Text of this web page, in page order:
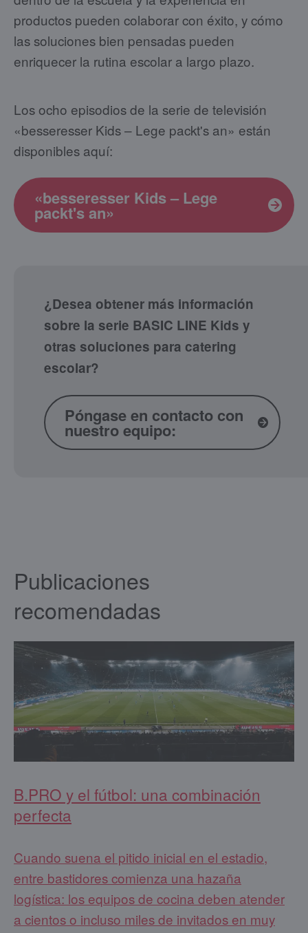
productos pueden colaborar con éxito, y cómo
las soluciones bien pensadas pueden
enriquecer la rutina escolar a largo plazo.
Los ocho episodios de la serie de televisión
«besseresser Kids – Lege packt's an» están
disponibles aquí:
«besseresser Kids – Lege
packt's an»
¿Desea obtener más información
sobre la serie BASIC LINE Kids y
otras soluciones para catering
escolar?
Póngase en contacto con
nuestro equipo:
Publicaciones
recomendadas
B.PRO y el fútbol: una combinación
perfecta
Cuando suena el pitido inicial en el estadio,
entre bastidores comienza una hazaña
logística: los equipos de cocina deben atender
a cientos o incluso miles de invitados en muy